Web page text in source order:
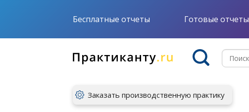
Бесплатные отчеты Готовые отчеты
Заказать производственную практику